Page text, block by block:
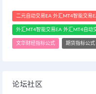
二元自动交易EA 外汇MT4智能交易
外汇MT4智能交易EA 外汇MT4自动
文华财经指标公式 期货指标公式
论坛社区